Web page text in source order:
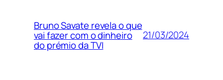
Bruno Savate revela o que
vai fazer com o dinheiro
do prémio da TVI
21/03/2024